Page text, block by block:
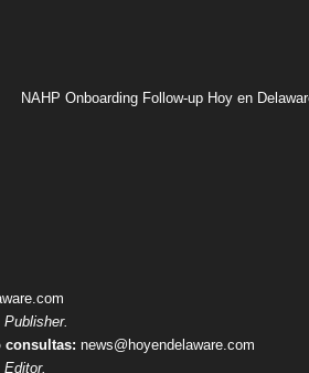
NAHP Onboarding Follow-up Hoy en
consultas: news@hoyendelaware.com